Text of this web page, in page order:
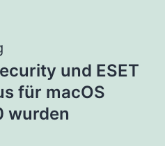
und ESET
für macOS
wurden